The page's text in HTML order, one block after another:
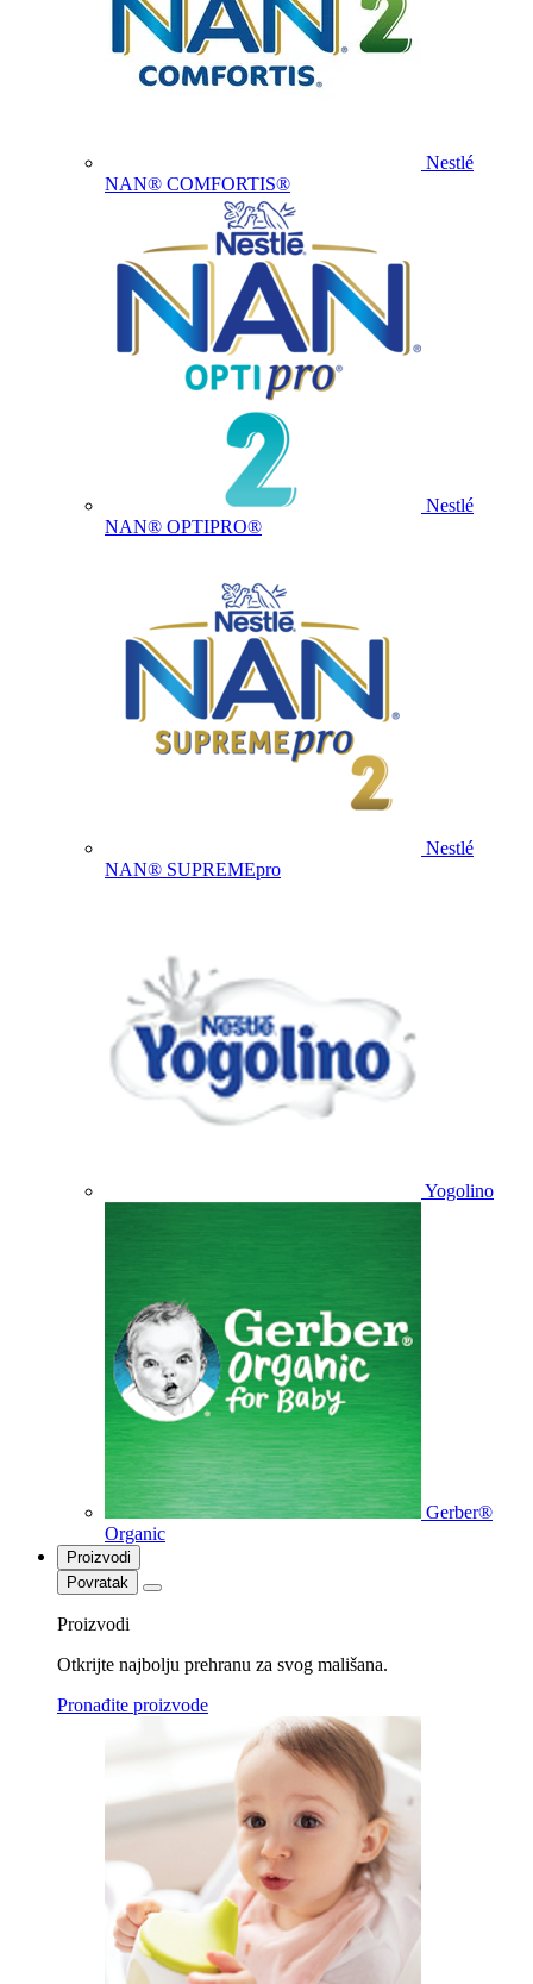
Nestlé
NAN® COMFORTIS®
Nestlé
NAN® OPTIPRO®
Nestlé
NAN® SUPREMEpro
Yogolino
Gerber®
Organic
Proizvodi
Povratak
Proizvodi
Otkrijte najbolju prehranu za svog mališana.
Pronađite proizvode